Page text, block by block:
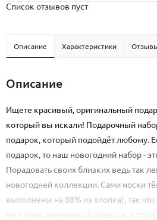
Список отзывов пуст
Описание Характеристики
Описание
Ищете красивый, оригинальный
который вы искали! Подарочный
подарок, который подойдёт любому.
подарок, то наш новогодний набор -
Порадовать своих близких ведь так
новогодней коллекции. Сами носки
выполнены на 88% из хлопка), так
но и функциональный подарок,